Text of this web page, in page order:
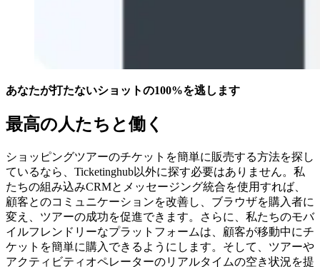
あなたが打たないショットの100%を逃します
最高の人たちと働く
ショッピングツアーのチケットを簡単に販売する方法を探し
ているなら、Ticketinghub以外に探す必要はありません。私
たちの組み込みCRMとメッセージング統合を使用すれば、
顧客とのコミュニケーションを改善し、ブラウザを購入者に
変え、ツアーの成功を促進できます。さらに、私たちのモバ
イルフレンドリーなプラットフォームは、顧客が移動中にチ
ケットを簡単に購入できるようにします。そして、ツアーや
アクティビティオペレーターのリアルタイムの空き状況を提